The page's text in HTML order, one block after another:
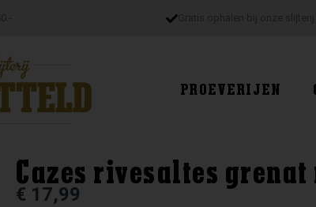
PROEVERIJEN
Cazes rivesaltes grenat
€ 17,99